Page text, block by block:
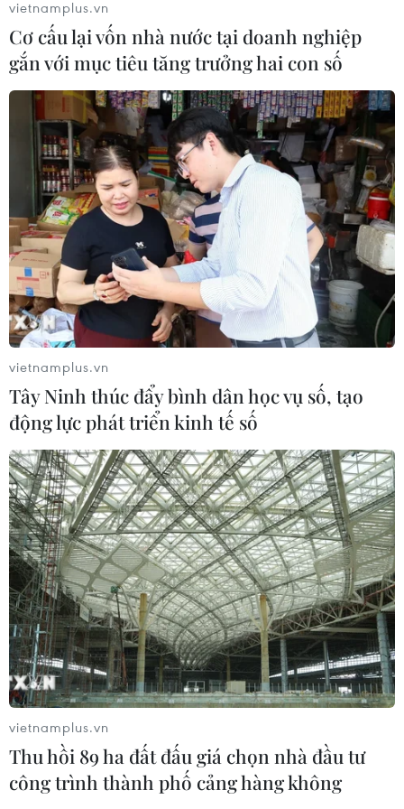
đồng yen nhằm ổn định kinh tế châu
Á
05/08/2026 04:26
Trung Quốc tăng cường trấn áp tội
phạm có tổ chức
04/08/2026 14:24
Điều gì chờ đợi đồng yen sau cái bắt
tay giữa Mỹ-Nhật?
04/08/2026 14:11
ASC 2026: Tiếp lửa đam mê khoa học
cho thế hệ trẻ Việt Nam
04/08/2026 14:08
Xem thêm
CƠ QUAN CHỦ QUẢN: THÔNG TẤN XÃ VIỆT NAM
Tổng Biên tập: TRẦN TIẾN DUẨN
Phó Tổng Biên tập: NGUYỄN THỊ TÁM, KHÚC THANH
THỦY
Sở hữu trí tuệ
Quy định sử dụng
vietnamplus.vn
Cơ cấu lại vốn nhà nước tại doanh nghiệp
gắn với mục tiêu tăng trưởng hai con số
vietnamplus.vn
Tây Ninh thúc đẩy bình dân học vụ số, tạo
động lực phát triển kinh tế số
vietnamplus.vn
Thu hồi 89 ha đất đấu giá chọn nhà đầu tư
công trình thành phố cảng hàng không